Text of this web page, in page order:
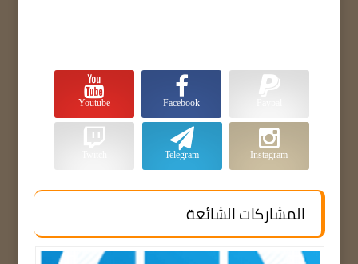
Facebook
Youtube
Instagram
Telegram
المشاركات الشائعة